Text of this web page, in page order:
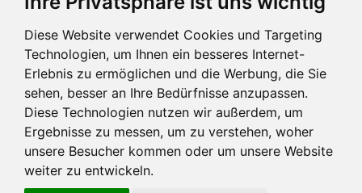
Diese Website verwendet Cookies und Targeting
Technologien, um Ihnen ein besseres Internet-
Erlebnis zu ermöglichen und die Werbung, die Sie
sehen, besser an Ihre Bedürfnisse anzupassen.
Diese Technologien nutzen wir außerdem, um
Ergebnisse zu messen, um zu verstehen, woher
unsere Besucher kommen oder um unsere Website
weiter zu entwickeln.
Referenzen